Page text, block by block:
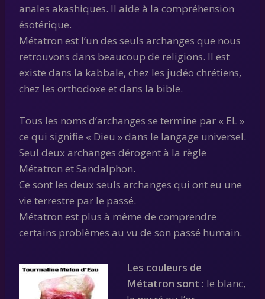
anales akashiques. Il aide à la compréhension
ésotérique.
Métatron est l’un des seuls archanges que nous
retrouvons dans beaucoup de religions. Il est
existe dans la kabbale, chez les judéo chrétiens,
chez les orthodoxe et dans la bible.
Tous les noms d’archanges se termine par « EL »
ce qui signifie « Dieu » dans le langage universel.
Seul deux archanges dérogent à la règle
Métatron et Sandalphon.
Ce sont les deux seuls archanges qui ont eu une
vie terrestre par le passé.
Métatron est plus à même de comprendre
certains problèmes au vu de son passé humain.
Les couleurs de
Métatron sont : le blanc,